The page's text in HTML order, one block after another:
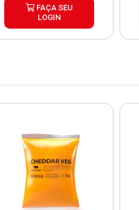
FAÇA SEU
LOGIN